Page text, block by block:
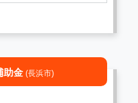
助金 (長浜市)